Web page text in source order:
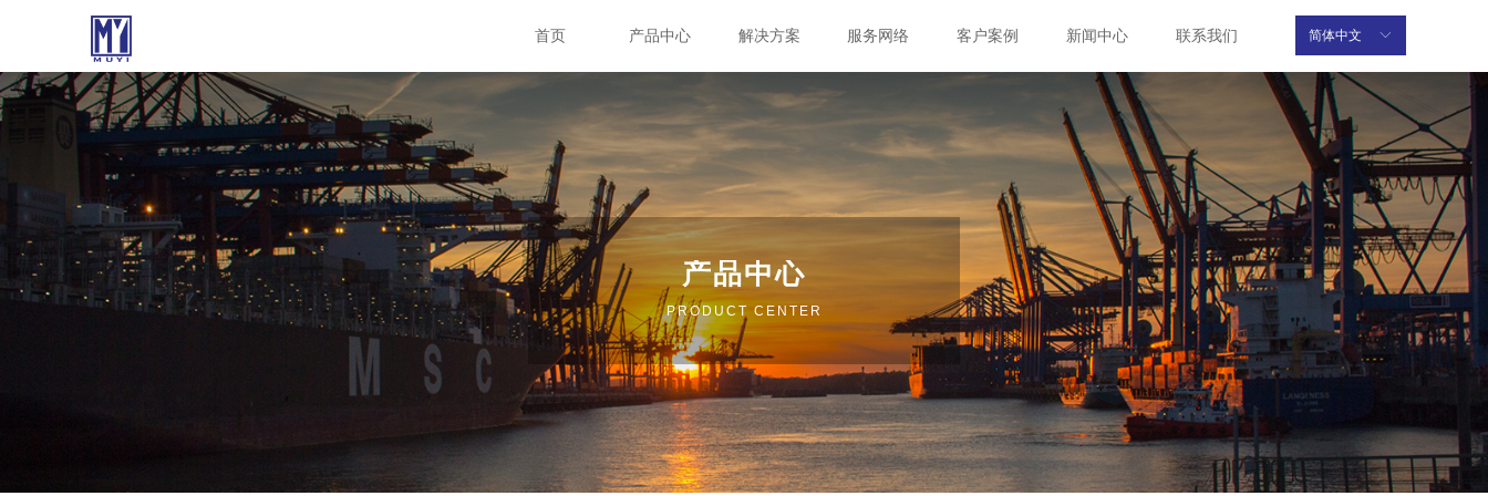
首页 产品中心 解决方案 服务网络 客户案例 新闻中心 联系我们 ꀅ
简体中文
产品中心
PRODUCT CENTER